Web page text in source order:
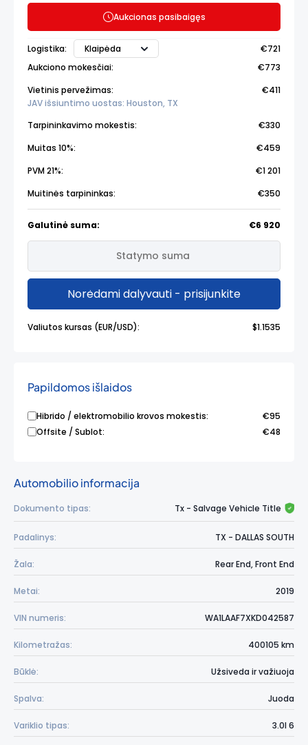
Aukcionas pasibaigęs
Logistika: Klaipėda
€721
Aukciono mokesčiai:
€773
Vietinis pervežimas:
JAV išsiuntimo uostas: Houston, TX
€411
Tarpininkavimo mokestis:
€330
Muitas 10%:
€459
PVM 21%:
€1 201
Muitinės tarpininkas:
€350
Galutinė suma: €6 920
Norėdami dalyvauti - prisijunkite
Valiutos kursas (EUR/USD): $1.1535
Papildomos išlaidos
Hibrido / elektromobilio krovos mokestis:
€95
Offsite / Sublot:
€48
Automobilio informacija
Dokumento tipas: Tx - Salvage Vehicle Title
Padalinys: TX - DALLAS SOUTH
Žala: Rear End, Front End
Metai: 2019
VIN numeris: WA1LAAF7XKD042587
Kilometražas: 400105 km
Būklė: Užsiveda ir važiuoja
Spalva: Juoda
Variklio tipas: 3.0l 6